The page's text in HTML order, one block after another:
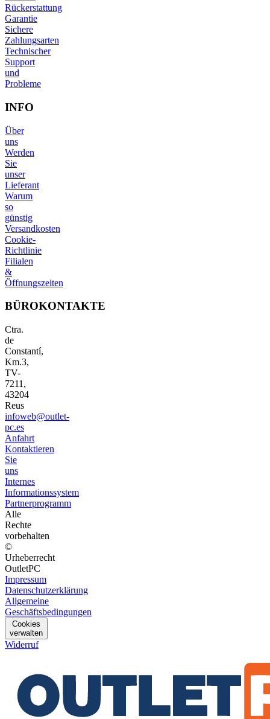
Rückerstattung
Garantie
Sichere
Zahlungsarten
Technischer
Support
und
Probleme
INFO
Über
uns
Werden
Sie
unser
Lieferant
Warum
so
günstig
Versandkosten
Cookie-
Richtlinie
Filialen
&
Öffnungszeiten
BÜROKONTAKTE
Ctra.
de
Constantí,
Km.3,
TV-
7211,
43204
Reus
infoweb@outlet-
pc.es
Anfahrt
Kontaktieren
Sie
uns
Internes
Informationssystem
Partnerprogramm
Alle
Rechte
vorbehalten
©
Urheberrecht
OutletPC
Impressum
Datenschutzerklärung
Allgemeine
Geschäftsbedingungen
Cookies
verwalten
Widerruf